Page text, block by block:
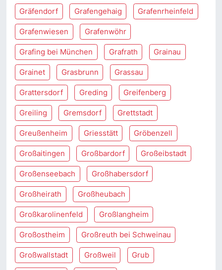
Gräfendorf Grafengehaig Grafenrheinfeld
Grafenwiesen Grafenwöhr
Grafing bei München Grafrath Grainau
Grainet Grasbrunn Grassau
Grattersdorf Greding Greifenberg
Greiling Gremsdorf Grettstadt
Greußenheim Griesstätt Gröbenzell
Großaitingen Großbardorf Großeibstadt
Großenseebach Großhabersdorf
Großheirath Großheubach
Großkarolinenfeld Großlangheim
Großostheim Großreuth bei Schweinau
Großwallstadt Großweil Grub